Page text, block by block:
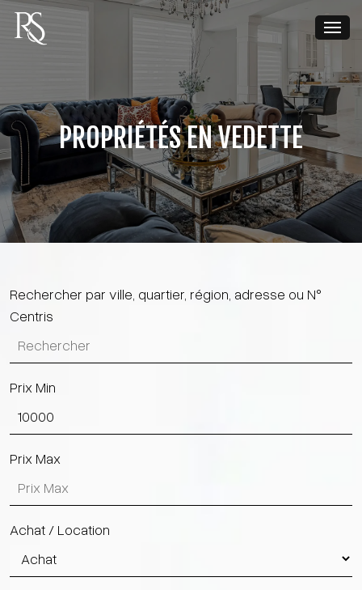
PROPRIÉTÉS EN VEDETTE
Rechercher par ville, quartier, région, adresse ou N°
Centris
Prix Min
Prix Max
Achat / Location